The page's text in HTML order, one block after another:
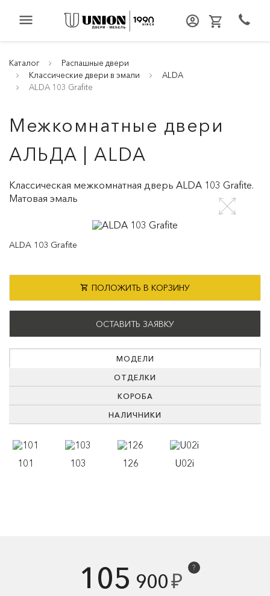
menu
Каталог
Распашные двери
Классические двери в эмали
ALDA
ALDA 103 Grafite
Межкомнатные двери
АЛЬДА | ALDA
Классическая межкомнатная дверь ALDA 103 Grafite.
Матовая эмаль
ALDA 103 Grafite
ПОЛОЖИТЬ В КОРЗИНУ
ОСТАВИТЬ ЗАЯВКУ
МОДЕЛИ
ОТДЕЛКИ
КОРОБА
НАЛИЧНИКИ
101 103 126 U02i
105 900₽
?